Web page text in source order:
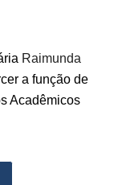
Raimunda
a função de
Acadêmicos